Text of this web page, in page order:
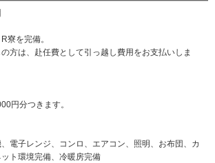
寮を完備。
方は、赴任費として引っ越し費用をお支払いしま
円分つきます。
電子レンジ、コンロ、エアコン、照明、お布団、カ
ト環境完備、冷暖房完備